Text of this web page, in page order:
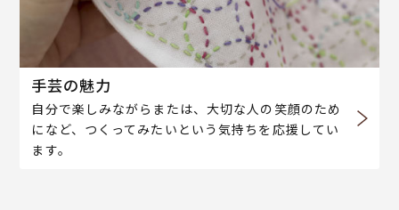
手芸の魅力
自分で楽しみながらまたは、大切な人の笑顔のため
になど、つくってみたいという気持ちを応援してい
ます。